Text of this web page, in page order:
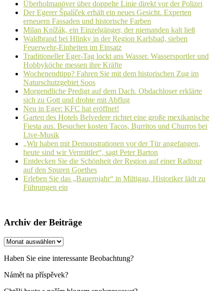
Überholmanöver über doppelte Linie direkt vor der Polizei
Der Egerer Špalíček erhält ein neues Gesicht. Experten
erneuern Fassaden und historische Farben
Milan Knížák, ein Einzelgänger, der niemanden kalt ließ
Waldbrand bei Hlinky in der Region Karlsbad, sieben
Feuerwehr-Einheiten im Einsatz
Traditioneller Eger-Tag lockt ans Wasser. Wassersportler und
Hobbyköche messen ihre Kräfte
Wochenendtipp? Fahren Sie mit dem historischen Zug im
Naturschutzgebiet Soos
Morgendliche Predigt auf dem Dach. Obdachloser erklärte
sich zu Gott und drohte mit Abflug
Neu in Eger: KFC hat eröffnet!
Garten des Hotels Belvedere richtet eine große mexikanische
Fiesta aus. Besucher kosten Tacos, Burritos und Churros bei
Live-Musik
„Wir haben mit Demonstrationen vor der Tür angefangen,
heute sind wir Vermittler“, sagt Peter Barton
Entdecken Sie die Schönheit der Region auf einer Radtour
auf den Spuren Goethes
Erleben Sie das „Bauernjahr“ in Miltigau, Historiker lädt zu
Führungen ein
Archiv der Beiträge
Archiv
Beiträge
Haben Sie eine interessante Beobachtung?
Námět na příspěvek?